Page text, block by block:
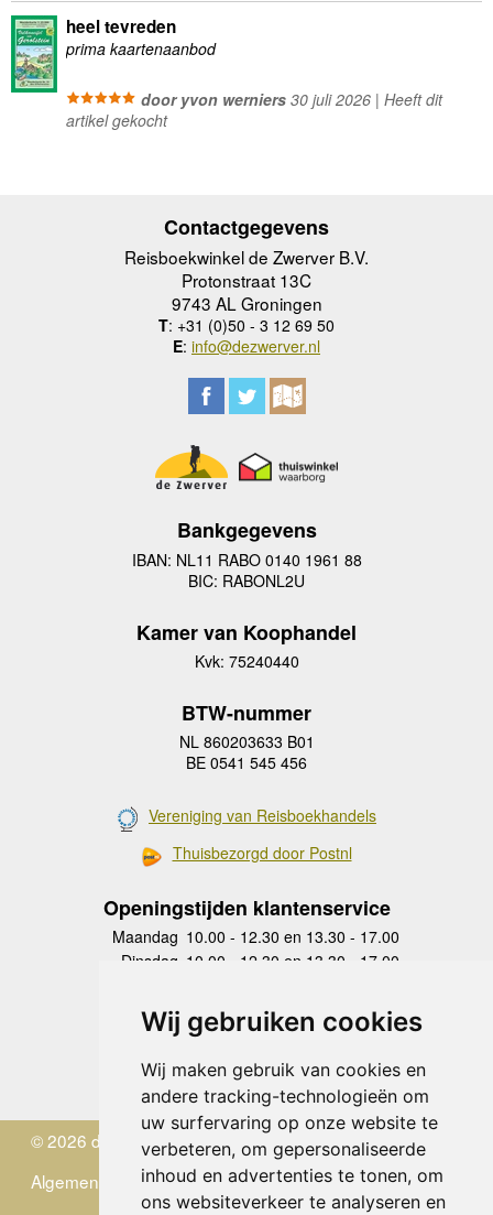
Wij gebruiken cookies
Wij maken gebruik van cookies en
andere tracking-technologieën om
uw surfervaring op onze website te
verbeteren, om gepersonaliseerde
inhoud en advertenties te tonen, om
ons websiteverkeer te analyseren en
heel tevreden
prima kaartenaanbod
door yvon werniers30 juli 2026 | Heeft dit
artikel gekocht
Contactgegevens
Reisboekwinkel de Zwerver B.V.
Protonstraat 13C
9743 AL Groningen
T: +31 (0)50 - 3 12 69 50
E: info@dezwerver.nl
Bankgegevens
IBAN: NL11 RABO 0140 1961 88
BIC: RABONL2U
Kamer van Koophandel
Kvk: 75240440
BTW-nummer
NL 860203633 B01
BE 0541 545 456
Vereniging van Reisboekhandels
Thuisbezorgd door Postnl
Openingstijden klantenservice
Maandag 10.00 - 12.30 en 13.30 - 17.00
Dinsdag 10.00 - 12.30 en 13.30 - 17.00
Donderdag
10.00 - 12.30 en 13.30 - 17.00
Vrijdag 10.00 - 12.30 en 13.30 - 17.00
Zaterdag
gesloten
Zondag gesloten
© 2026 de Zwerver
Algemene Voorwaarden